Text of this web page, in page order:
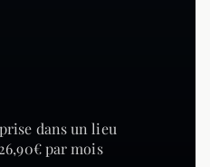
dans un lieu
par mois